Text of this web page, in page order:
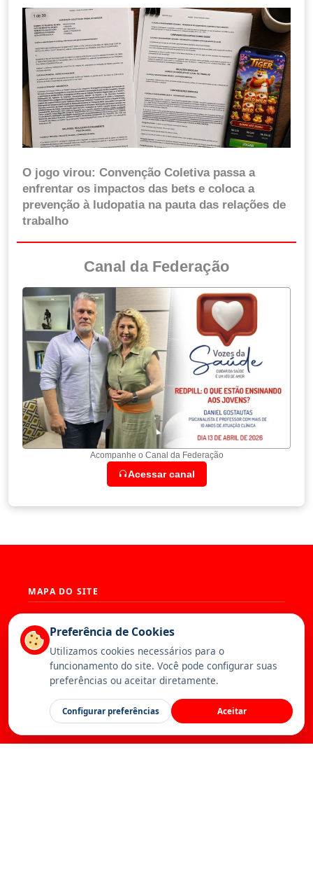
O jogo virou: Convenção Coletiva passa a
enfrentar os impactos das bets e coloca a
prevenção à ludopatia na pauta das relações de
trabalho
Canal da Federação
Acompanhe o Canal da Federação
Acessar canal
MAPA DO SITE
História
Presidência
Diretoria
Base Territorial
Estatuto
Artigos
Notícias
Publicações
Serviços
Galeria
Canal da Federação
Calendário
Contato
Inscreva-se
Preferência de Cookies
Utilizamos cookies necessários para o
funcionamento do site. Você pode configurar suas
preferências ou aceitar diretamente.
Configurar preferências Aceitar